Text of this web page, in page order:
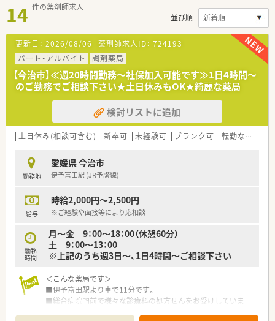
14 件の薬剤師求人
並び順
更新日： 2026/08/06 薬剤師求人ID： 724193
パート・アルバイト
調剤薬局
【今治市】≪週20時間勤務～社保加入可能です≫1日4時間～
のご勤務でご相談下さい★土日休みもOK★綺麗な薬局
検討リストに追加
土日休み(相談可含む) 新卒可 未経験可 ブランク可 転勤なし
勤務地
愛媛県 今治市
伊予富田駅 (JR予讃線)
給与
時給2,000円～2,500円
※ご経験や面接等により応相談
勤務
時間
月～金 9：00～18：00（休憩60分）
土 9：00～13：00
※上記のうち週3日～、1日4時間～ご相談下さい
＜こんな薬局です＞
■伊予富田駅より車で11分です。
■総合病院門前で様々な診療科の処方せんをお受けしていま